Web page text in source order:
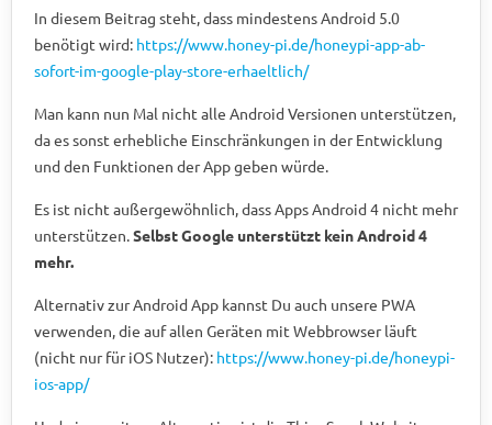
In diesem Beitrag steht, dass mindestens Android 5.0
benötigt wird: https://www.honey-pi.de/honeypi-app-ab-
sofort-im-google-play-store-erhaeltlich/
Man kann nun Mal nicht alle Android Versionen unterstützen,
da es sonst erhebliche Einschränkungen in der Entwicklung
und den Funktionen der App geben würde.
Es ist nicht außergewöhnlich, dass Apps Android 4 nicht mehr
unterstützen.Selbst Google unterstützt kein Android 4
mehr.
Alternativ zur Android App kannst Du auch unsere PWA
verwenden, die auf allen Geräten mit Webbrowser läuft
(nicht nur für iOS Nutzer): https://www.honey-pi.de/honeypi-
ios-app/